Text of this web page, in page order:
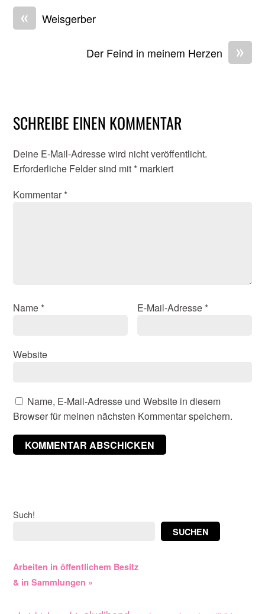
« Weisgerber
»
Der Feind in meinem Herzen
SCHREIBE EINEN KOMMENTAR
Deine E-Mail-Adresse wird nicht veröffentlicht.
Erforderliche Felder sind mit * markiert
Kommentar *
Name * E-Mail-Adresse *
Website
Name, E-Mail-Adresse und Website in diesem
Browser für meinen nächsten Kommentar speichern.
Such!
SUCHEN
Arbeiten in öffentlichem Besitz
& in Sammlungen »